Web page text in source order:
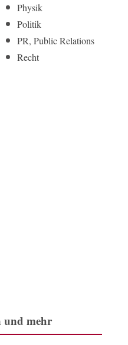
Physik
Politik
PR, Public Relations
Recht
und mehr